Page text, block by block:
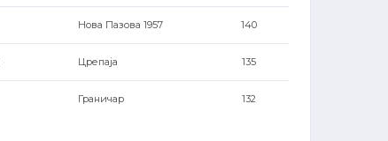
Нова Пазова 1957 140
Црепаја 135
Граничар 132